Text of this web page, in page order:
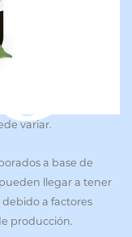
variar.
a base de
llegar a tener
a factores
producción.